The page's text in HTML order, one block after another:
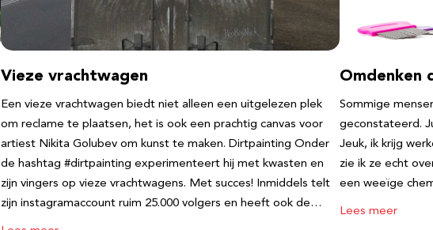
Vieze vrachtwagen
Een vieze vrachtwagen biedt niet alleen een uitgelezen plek
om reclame te plaatsen, het is ook een prachtig canvas voor
artiest Nikita Golubev om kunst te maken. Dirtpainting Onder
de hashtag #dirtpainting experimenteert hij met kwasten en
zijn vingers op vieze vrachtwagens. Met succes! Inmiddels telt
zijn instagramaccount ruim 25.000 volgers en heeft ook de…
Omdenken
Sommige
geconstateerd.
Jeuk, ik krijg
zie ik ze echt
een weeïge
Lees meer